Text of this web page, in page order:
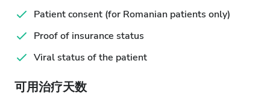
Patient consent (for Romanian patients only)
Proof of insurance status
Viral status of the patient
可用治疗天数